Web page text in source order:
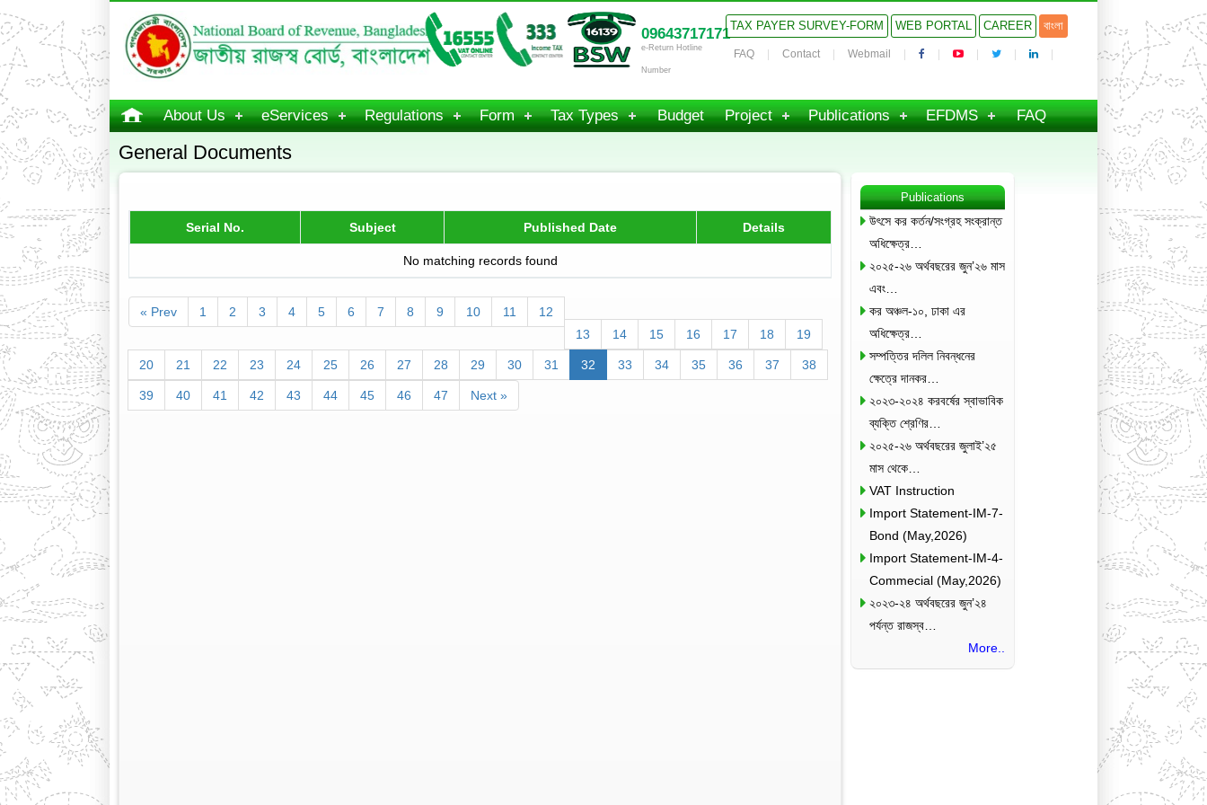
09643717171
e-Return Hotline
Number
TAX PAYER SURVEY-FORM WEB PORTAL CAREER বাংলা
FAQ Contact Webmail
About Us eServices Regulations Form Tax Types Budget Project Publications EFDMS FAQ
General Documents
Serial No. Subject Published Date Details
No matching records found
« Prev 1 2 3 4 5 6 7 8 9 10 11
12
13
14 15 16 17 18 19
20 21 22 23 24 25 26 27 28 29 30 31 32 33 34 35 36 37 38
39 40 41 42 43 44 45 46 47 Next »
Publications
উৎসে কর কর্তন/সংগ্রহ সংক্রান্ত
অধিক্ষেত্র…
২০২৫-২৬ অর্থবছরের জুন’২৬ মাস
এবং…
কর অঞ্চল-১০, ঢাকা এর
অধিক্ষেত্র…
সম্পত্তির দলিল নিবন্ধনের
ক্ষেত্রে দানকর…
২০২৩-২০২৪ করবর্ষের স্বাভাবিক
ব্যক্তি শ্রেণির…
২০২৫-২৬ অর্থবছরের জুলাই’২৫
মাস থেকে…
VAT Instruction
Import Statement-IM-7-
Bond (May,2026)
Import Statement-IM-4-
Commecial (May,2026)
২০২৩-২৪ অর্থবছরের জুন’২৪
পর্যন্ত রাজস্ব…
More..